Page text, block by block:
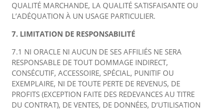
QUALITÉ MARCHANDE, LA QUALITÉ SATISFAISANTE OU
L’ADÉQUATION À UN USAGE PARTICULIER.
7. LIMITATION DE RESPONSABILITÉ
7.1 NI ORACLE NI AUCUN DE SES AFFILIÉS NE SERA
RESPONSABLE DE TOUT DOMMAGE INDIRECT,
CONSÉCUTIF, ACCESSOIRE, SPÉCIAL, PUNITIF OU
EXEMPLAIRE, NI DE TOUTE PERTE DE REVENUS, DE
PROFITS (EXCEPTION FAITE DES REDEVANCES AU TITRE
DU CONTRAT), DE VENTES, DE DONNÉES, D’UTILISATION